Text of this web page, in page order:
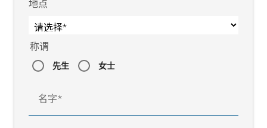
地点
称谓
先生 女士
名字